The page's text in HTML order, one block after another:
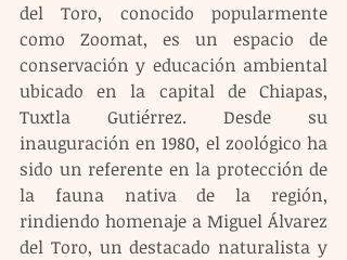
del Toro, conocido popularmente
como Zoomat, es un espacio de
conservación y educación ambiental
ubicado en la capital de Chiapas,
Tuxtla Gutiérrez. Desde su
inauguración en 1980, el zoológico ha
sido un referente en la protección de
la fauna nativa de la región,
rindiendo homenaje a Miguel Álvarez
del Toro, un destacado naturalista y